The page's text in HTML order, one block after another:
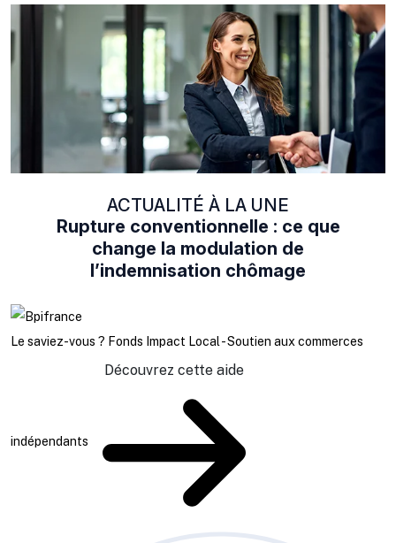
ACTUALITÉ À LA UNE
Rupture conventionnelle : ce que
change la modulation de
l’indemnisation chômage
Le saviez-vous ? Fonds Impact Local - Soutien aux commerces
indépendants
Découvrez cette aide